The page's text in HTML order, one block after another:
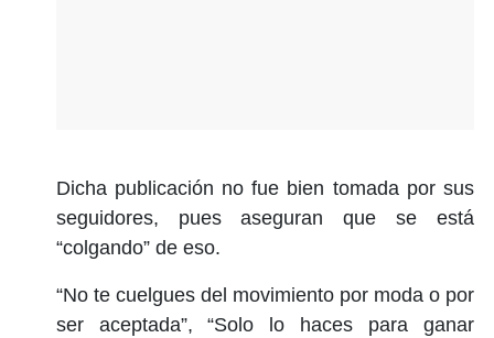
Dicha publicación no fue bien tomada por sus
seguidores, pues aseguran que se está
“colgando” de eso.
“No te cuelgues del movimiento por moda o por
ser aceptada”, “Solo lo haces para ganar